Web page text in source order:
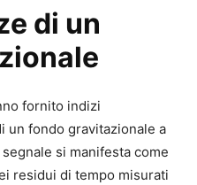
di un
fornito indizi
un fondo gravitazionale a
si manifesta come
residui di tempo misurati